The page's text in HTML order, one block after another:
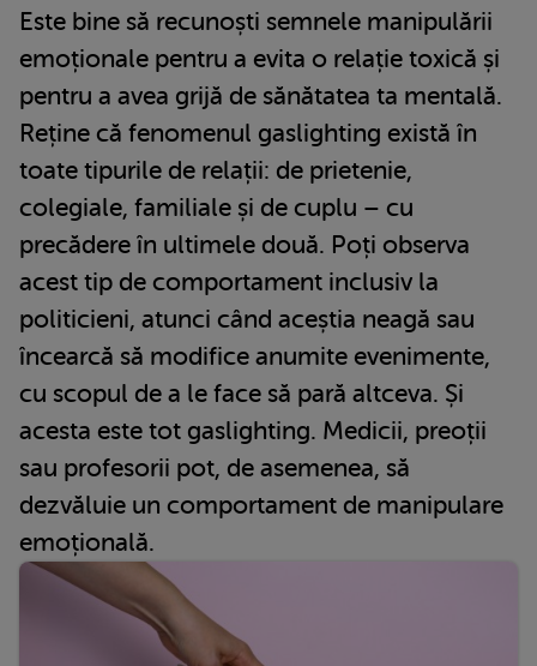
Este bine să recunoști semnele manipulării
emoționale pentru a evita o relație toxică și
pentru a avea grijă de sănătatea ta mentală.
Reține că fenomenul gaslighting există în
toate tipurile de relații: de prietenie,
colegiale, familiale și de cuplu – cu
precădere în ultimele două. Poți observa
acest tip de comportament inclusiv la
politicieni, atunci când aceștia neagă sau
încearcă să modifice anumite evenimente,
cu scopul de a le face să pară altceva. Și
acesta este tot gaslighting. Medicii, preoții
sau profesorii pot, de asemenea, să
dezvăluie un comportament de manipulare
emoțională.